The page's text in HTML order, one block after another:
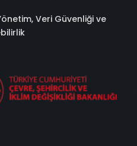
Veri Güvenliği ve